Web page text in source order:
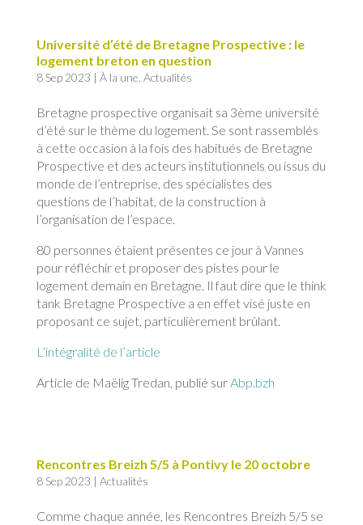
Université d’été de Bretagne Prospective : le
logement breton en question
8 Sep 2023 | À la une Actualités
Bretagne prospective organisait sa 3ème université
d’été sur le thème du logement. Se sont rassemblés
à cette occasion à la fois des habitués de Bretagne
Prospective et des acteurs institutionnels ou issus du
monde de l’entreprise, des spécialistes des
questions de l’habitat, de la construction à
l’organisation de l’espace.
80 personnes étaient présentes ce jour à Vannes
pour réfléchir et proposer des pistes pour le
logement demain en Bretagne. Il faut dire que le think
tank Bretagne Prospective a en effet visé juste en
proposant ce sujet, particulièrement brûlant.
L’intégralité de l’article
Article de Maëlig Tredan, publié surAbp.bzh
Rencontres Breizh 5/5 à Pontivy le 20 octobre
8 Sep 2023 | Actualités
Comme chaque année, les Rencontres Breizh 5/5 se